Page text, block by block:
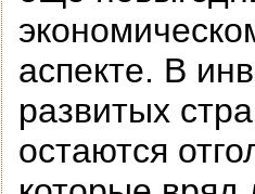
аспекте. В
развитых
остаются